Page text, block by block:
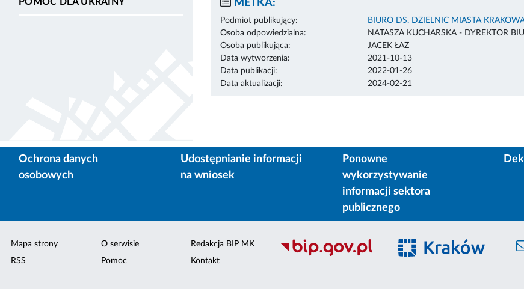
METKA:
Podmiot publikujący:
BIURO DS. DZIELNIC MIASTA
Osoba odpowiedzialna:
NATASZA KUCHARSKA - DYREKTOR
Osoba publikująca:
JACEK ŁAZ
Data wytworzenia:
2021-10-13
Data publikacji:
2022-01-26
Data aktualizacji:
2024-02-21
Ochrona danych
osobowych
Udostępnianie informacji
na wniosek
Ponowne
wykorzystywanie
informacji sektora
publicznego
Mapa strony
RSS
O serwisie
Pomoc
Redakcja BIP MK
Kontakt